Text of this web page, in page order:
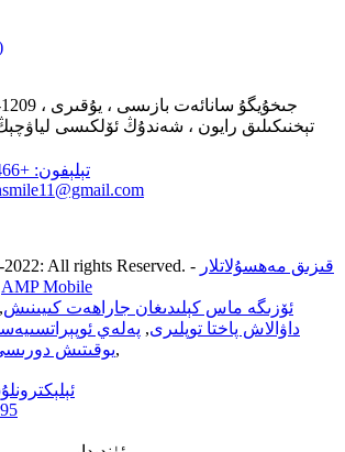
تېخنىكىلىق رايون ، شەندۇڭ ئۆلكىسى
تېلېفون: +8613963010466
All rights Reserved. قىزىق مەھسۇلاتلار -
AMP Mobile
ئۆزىگە ماس كېلىدىغان جاراھەت كىيىنىش,
داۋالاش پاختا توپلىرى, پەلەي
يوقىتىش,